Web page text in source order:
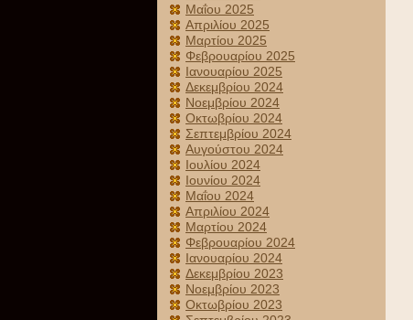
Μαΐου 2025
Απριλίου 2025
Μαρτίου 2025
Φεβρουαρίου 2025
Ιανουαρίου 2025
Δεκεμβρίου 2024
Νοεμβρίου 2024
Οκτωβρίου 2024
Σεπτεμβρίου 2024
Αυγούστου 2024
Ιουλίου 2024
Ιουνίου 2024
Μαΐου 2024
Απριλίου 2024
Μαρτίου 2024
Φεβρουαρίου 2024
Ιανουαρίου 2024
Δεκεμβρίου 2023
Νοεμβρίου 2023
Οκτωβρίου 2023